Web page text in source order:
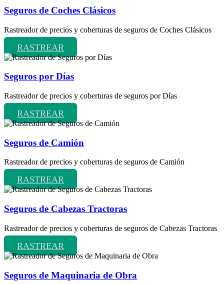
Seguros de Coches Clásicos
Rastreador de precios y coberturas de seguros de Coches Clásicos
RASTREAR
Seguros por Días
Rastreador de precios y coberturas de seguros por Días
RASTREAR
Seguros de Camión
Rastreador de precios y coberturas de seguros de Camión
RASTREAR
Seguros de Cabezas Tractoras
Rastreador de precios y coberturas de seguros de Cabezas Tractoras
RASTREAR
Seguros de Maquinaria de Obra